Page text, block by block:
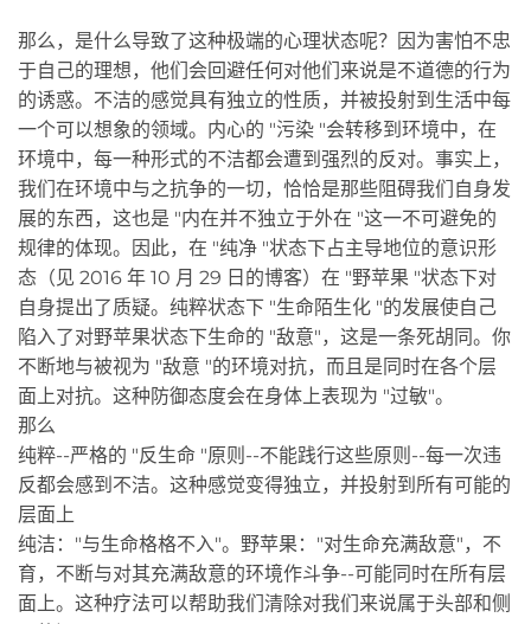
那么，是什么导致了这种极端的心理状态呢？因为害怕不忠
于自己的理想，他们会回避任何对他们来说是不道德的行为
的诱惑。不洁的感觉具有独立的性质，并被投射到生活中每
一个可以想象的领域。内心的 "污染 "会转移到环境中，在
环境中，每一种形式的不洁都会遭到强烈的反对。事实上，
我们在环境中与之抗争的一切，恰恰是那些阻碍我们自身发
展的东西，这也是 "内在并不独立于外在 "这一不可避免的
规律的体现。因此，在 "纯净 "状态下占主导地位的意识形
态（见 2016 年 10 月 29 日的博客）在 "野苹果 "状态下对
自身提出了质疑。纯粹状态下 "生命陌生化 "的发展使自己
陷入了对野苹果状态下生命的 "敌意"，这是一条死胡同。你
不断地与被视为 "敌意 "的环境对抗，而且是同时在各个层
面上对抗。这种防御态度会在身体上表现为 "过敏"。
那么
纯粹--严格的 "反生命 "原则--不能践行这些原则--每一次违
反都会感到不洁。这种感觉变得独立，并投射到所有可能的
层面上
纯洁："与生命格格不入"。野苹果："对生命充满敌意"，不
育，不断与对其充满敌意的环境作斗争--可能同时在所有层
面上。这种疗法可以帮助我们清除对我们来说属于头部和侧